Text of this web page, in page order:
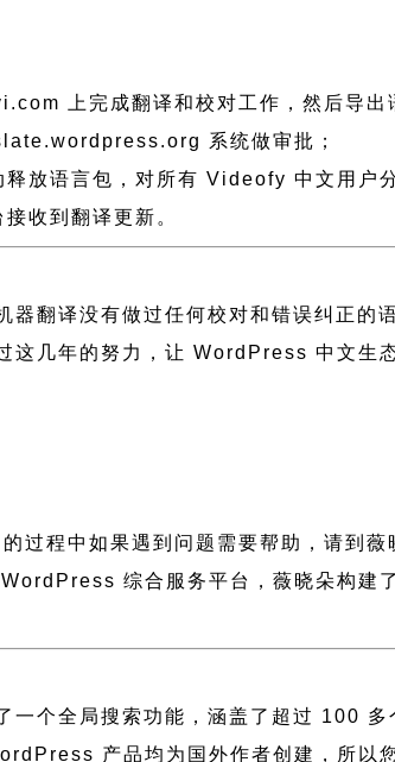
上完成翻译和校对工作，然后导出
系统做审批；
释放语言包，对所有 Videofy 中文用户
收到翻译更新。
器翻译没有做过任何校对和错误纠正的
这几年的努力，让 WordPress 中文生
过程中如果遇到问题需要帮助，请到薇
综合服务平台，薇晓朵构建
一个全局搜索功能，涵盖了超过 100
产品均为国外作者创建，所以